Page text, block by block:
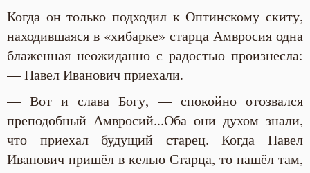
Когда он только подходил к Оптинскому скиту,
находившаяся в «хибарке» старца Амвросия одна
блаженная неожиданно с радостью произнесла:
— Павел Иванович приехали.
— Вот и слава Богу, — спокойно отозвался
преподобный Амвросий...Оба они духом знали,
что приехал будущий старец. Когда Павел
Иванович пришёл в келью Старца, то нашёл там,